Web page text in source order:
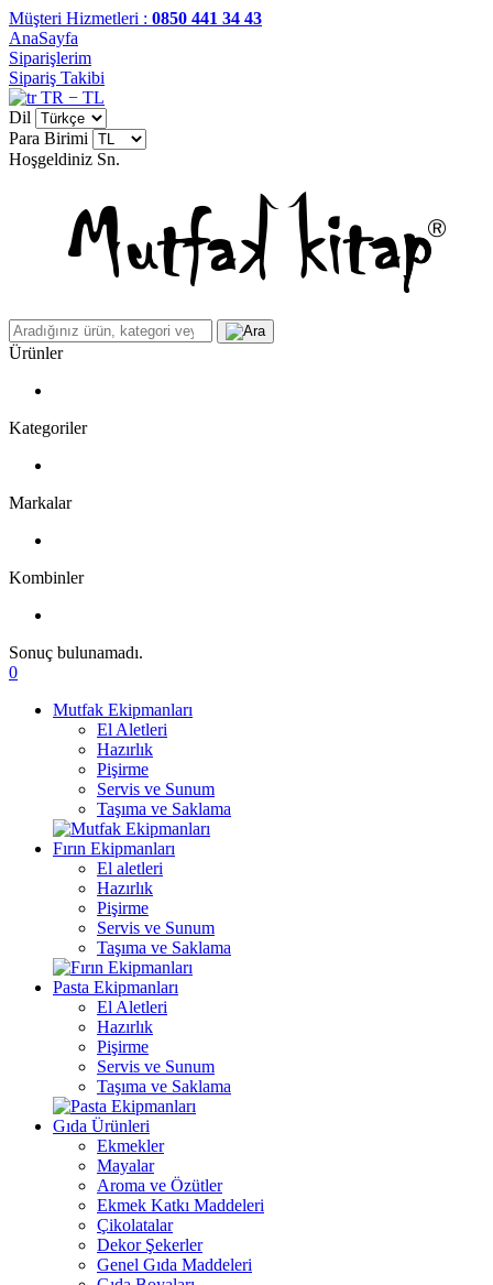
Müşteri Hizmetleri : 0850 441 34 43
AnaSayfa
Siparişlerim
Sipariş Takibi
TR − TL
Dil
Para Birimi
Hoşgeldiniz Sn.
Ürünler
Kategoriler
Markalar
Kombinler
Sonuç bulunamadı.
0
Mutfak Ekipmanları
El Aletleri
Hazırlık
Pişirme
Servis ve Sunum
Taşıma ve Saklama
Fırın Ekipmanları
El aletleri
Hazırlık
Pişirme
Servis ve Sunum
Taşıma ve Saklama
Pasta Ekipmanları
El Aletleri
Hazırlık
Pişirme
Servis ve Sunum
Taşıma ve Saklama
Gıda Ürünleri
Ekmekler
Mayalar
Aroma ve Özütler
Ekmek Katkı Maddeleri
Çikolatalar
Dekor Şekerler
Genel Gıda Maddeleri